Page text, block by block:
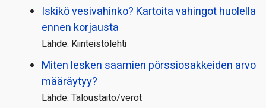
Iskikö vesivahinko? Kartoita vahingot huolella
ennen korjausta
Lähde: Kiinteistölehti
Miten lesken saamien pörssi­osakkeiden arvo
määräytyy?
Lähde: Taloustaito/verot